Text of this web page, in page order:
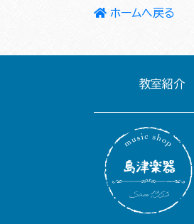
ホームへ戻る
教室紹介